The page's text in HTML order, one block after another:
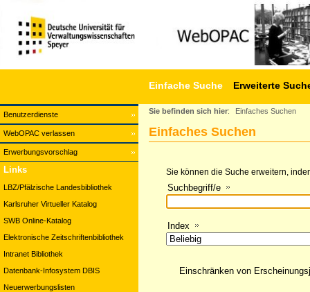
Benutzerdienste
WebOPAC verlassen
Erwerbungsvorschlag
Einfache Suche Erweiterte
Links
LBZ/Pfälzische Landesbibliothek
Karlsruher Virtueller Katalog
SWB Online-Katalog
Elektronische Zeitschriftenbibliothek
Intranet Bibliothek
Datenbank-Infosystem DBIS
Neuerwerbungslisten
Sie befinden sich hier: Einfaches Suchen
Einfaches Suchen
Sie können die Suche erweitern,
Suchbegriff/e
Index
Einschränken von